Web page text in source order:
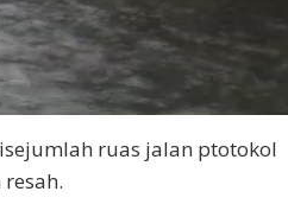
ruas jalan ptotokol